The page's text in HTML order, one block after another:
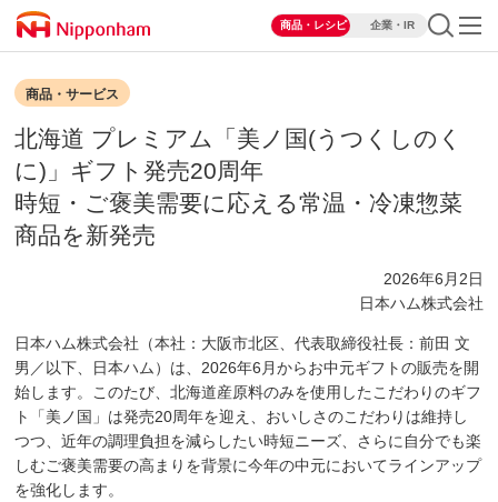
商品・レシピ 企業・IR
商品・サービス
北海道 プレミアム「美ノ国(うつくしのく
に)」ギフト発売20周年
時短・ご褒美需要に応える常温・冷凍惣菜
商品を新発売
2026年6月2日
日本ハム株式会社
日本ハム株式会社（本社：大阪市北区、代表取締役社長：前田 文
男／以下、日本ハム）は、2026年6月からお中元ギフトの販売を開
始します。このたび、北海道産原料のみを使用したこだわりのギフ
ト「美ノ国」は発売20周年を迎え、おいしさのこだわりは維持し
つつ、近年の調理負担を減らしたい時短ニーズ、さらに自分でも楽
しむご褒美需要の高まりを背景に今年の中元においてラインアップ
を強化します。